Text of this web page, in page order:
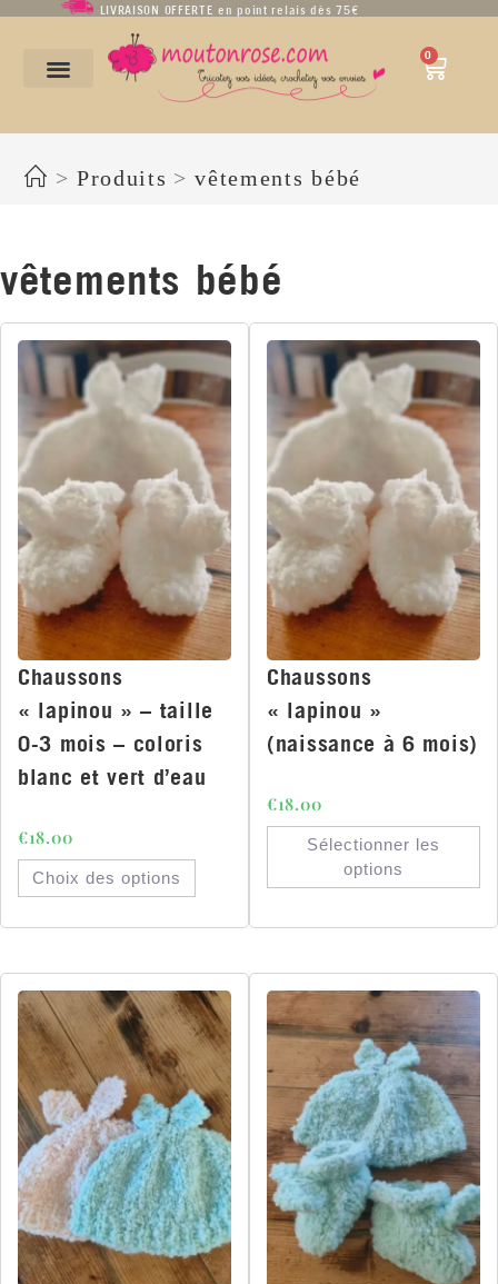
LIVRAISON OFFERTE en point relais dès 75€
0
> Produits > vêtements bébé
vêtements bébé
Chaussons
« lapinou » – taille
0-3 mois – coloris
blanc et vert d’eau
€18.00
Choix des options
Chaussons
« lapinou »
(naissance à 6 mois)
€18.00
Sélectionner les
options